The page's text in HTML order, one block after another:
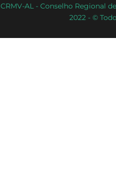
CRMV-AL - Conselho Regional
2022 - ©